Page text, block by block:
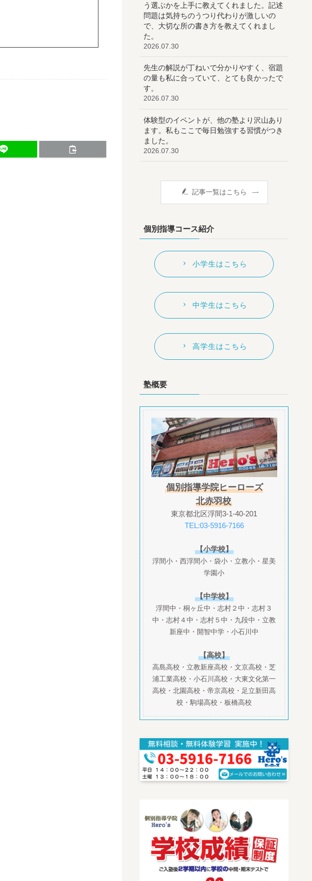
う選ぶかを上手に教えてくれました。記述
問題は気持ちのうつり代わりが激しいの
で、大切な所の書き方を教えてくれまし
た。
2026.07.30
先生の解説が丁ねいで分かりやすく、宿題
の量も私に合っていて、とても良かったで
す。
2026.07.30
体験型のイベントが、他の塾より沢山あり
ます。私もここで毎日勉強する習慣がつき
ました。
2026.07.30
記事一覧はこちら
個別指導コース紹介
小学生はこちら
中学生はこちら
高学生はこちら
塾概要
個別指導学院ヒーローズ
北赤羽校
東京都北区浮間3-1-40-201
TEL:03-5916-7166
【小学校】
浮間小・西浮間小・袋小・立教小・星美
学園小
【中学校】
浮間中・桐ヶ丘中・志村２中・志村３
中・志村４中・志村５中・九段中・立教
新座中・開智中学・小石川中
【高校】
高島高校・立教新座高校・文京高校・芝
浦工業高校・小石川高校・大東文化第一
高校・北園高校・帝京高校・足立新田高
校・駒場高校・板橋高校